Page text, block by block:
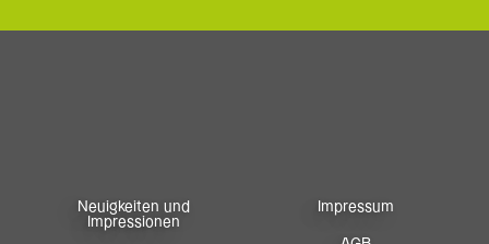
Neuigkeiten und
Impressionen
Impressum